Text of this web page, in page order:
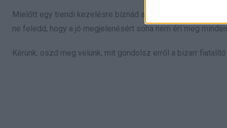
Mielőtt egy trendi kezelésre bíznád a megjelenésed –
ne feledd, hogy a jó megjelenésért soha nem éri meg
Kérünk, oszd meg velünk, mit gondolsz erről a bizarr